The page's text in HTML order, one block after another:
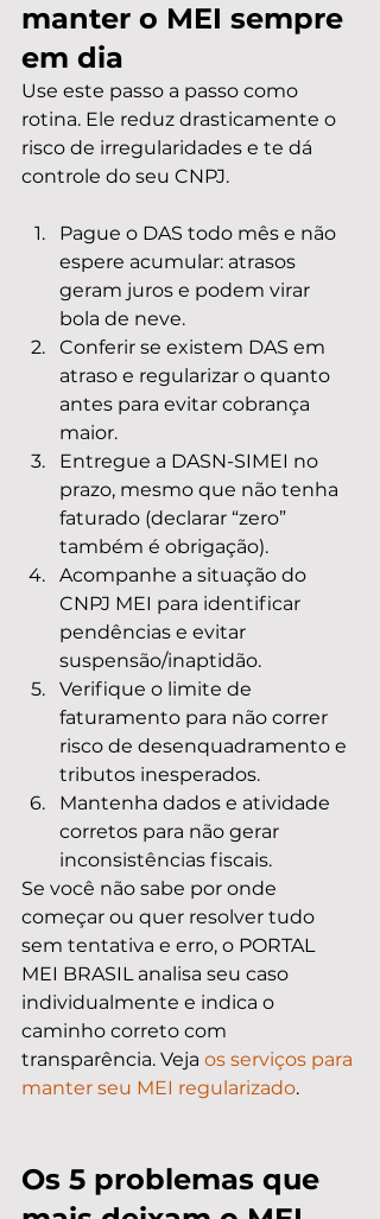
manter o MEI sempre
em dia
Use este passo a passo como
rotina. Ele reduz drasticamente o
risco de irregularidades e te dá
controle do seu CNPJ.
Pague o DAS todo mês e não
espere acumular: atrasos
geram juros e podem virar
bola de neve.
Conferir se existem DAS em
atraso e regularizar o quanto
antes para evitar cobrança
maior.
Entregue a DASN-SIMEI no
prazo, mesmo que não tenha
faturado (declarar “zero”
também é obrigação).
Acompanhe a situação do
CNPJ MEI para identificar
pendências e evitar
suspensão/inaptidão.
Verifique o limite de
faturamento para não correr
risco de desenquadramento e
tributos inesperados.
Mantenha dados e atividade
corretos para não gerar
inconsistências fiscais.
Se você não sabe por onde
começar ou quer resolver tudo
sem tentativa e erro, o PORTAL
MEI BRASIL analisa seu caso
individualmente e indica o
caminho correto com
transparência. Veja os serviços para
manter seu MEI regularizado.
Os 5 problemas que